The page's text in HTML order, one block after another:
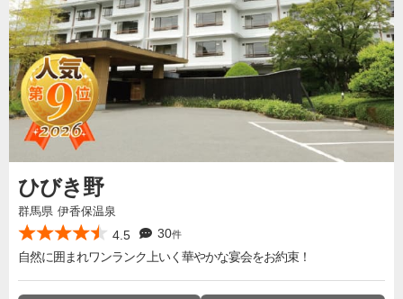
ひびき野
群馬県 伊香保温泉
4.5 30件
自然に囲まれワンランク上いく華やかな宴会をお約束！